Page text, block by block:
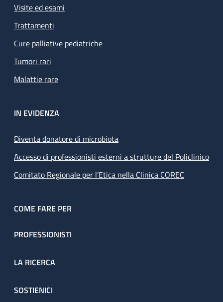
Visite ed esami
Trattamenti
Cure palliative pediatriche
Tumori rari
Malattie rare
IN EVIDENZA
Diventa donatore di microbiota
Accesso di professionisti esterni a strutture del Policlinico
Comitato Regionale per l’Etica nella Clinica COREC
COME FARE PER
PROFESSIONISTI
LA RICERCA
SOSTIENICI